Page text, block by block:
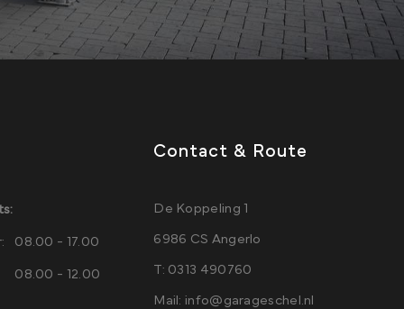
08.00 - 17.00
08.00 - 12.00
Contact & Route
De Koppeling 1
6986 CS Angerlo
T: 0313 490760
Mail:info@garageschel.nl